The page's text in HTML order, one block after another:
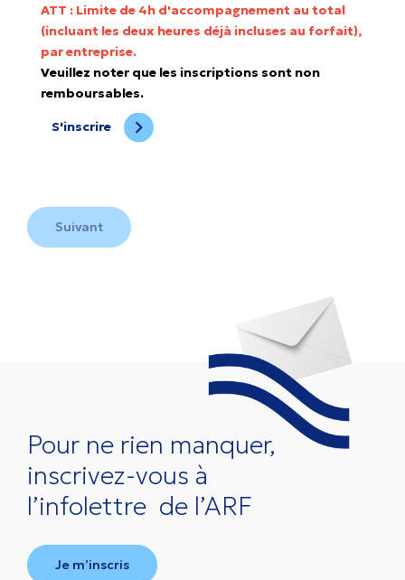
ATT : Limite de 4h d'accompagnement au total
(incluant les deux heures déjà incluses au forfait),
par entreprise.
Veuillez noter que les inscriptions sont non
remboursables.
S'inscrire
Suivant
Pour ne rien manquer,
inscrivez-vous à
l’infolettre de l’ARF
Je m’inscris